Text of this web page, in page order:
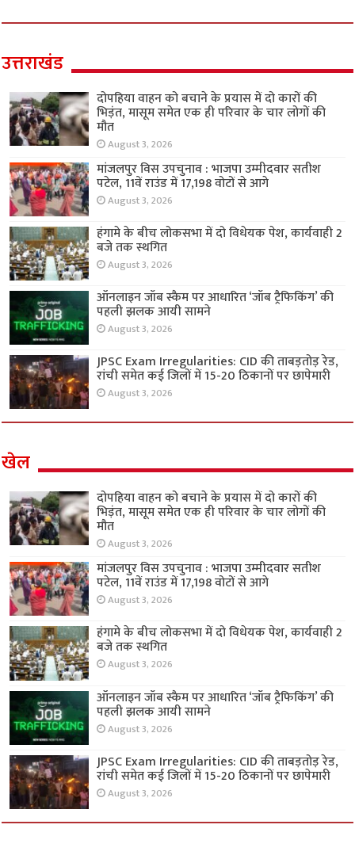
उत्तराखंड
दोपहिया वाहन को बचाने के प्रयास में दो कारों की
भिड़ंत, मासूम समेत एक ही परिवार के चार लोगों की
मौत
August 3, 2026
मांजलपुर विस उपचुनाव : भाजपा उम्मीदवार सतीश
पटेल, 11वें राउंड में 17,198 वोटों से आगे
August 3, 2026
हंगामे के बीच लोकसभा में दो विधेयक पेश, कार्यवाही 2
बजे तक स्थगित
August 3, 2026
ऑनलाइन जॉब स्कैम पर आधारित ‘जॉब ट्रैफिकिंग’ की
पहली झलक आयी सामने
August 3, 2026
JPSC Exam Irregularities: CID की ताबड़तोड़ रेड,
रांची समेत कई जिलों में 15-20 ठिकानों पर छापेमारी
August 3, 2026
खेल
दोपहिया वाहन को बचाने के प्रयास में दो कारों की
भिड़ंत, मासूम समेत एक ही परिवार के चार लोगों की
मौत
August 3, 2026
मांजलपुर विस उपचुनाव : भाजपा उम्मीदवार सतीश
पटेल, 11वें राउंड में 17,198 वोटों से आगे
August 3, 2026
हंगामे के बीच लोकसभा में दो विधेयक पेश, कार्यवाही 2
बजे तक स्थगित
August 3, 2026
ऑनलाइन जॉब स्कैम पर आधारित ‘जॉब ट्रैफिकिंग’ की
पहली झलक आयी सामने
August 3, 2026
JPSC Exam Irregularities: CID की ताबड़तोड़ रेड,
रांची समेत कई जिलों में 15-20 ठिकानों पर छापेमारी
August 3, 2026